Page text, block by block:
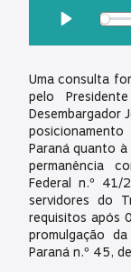
Uma consulta
pelo
Desembargador
Paraná quanto
permanência
Federal n.º
servidores do
requisitos após
promulgação
Paraná n.º 45,